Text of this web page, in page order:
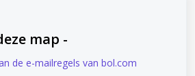
map -
de e-mailregels van bol.com